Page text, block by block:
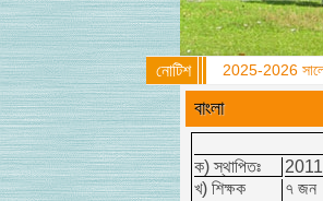
নোটিশ 2025-2026 সালের
বাংলা
ক) স্থাপিতঃ
2011
খ) শিক্ষক
৭ জন